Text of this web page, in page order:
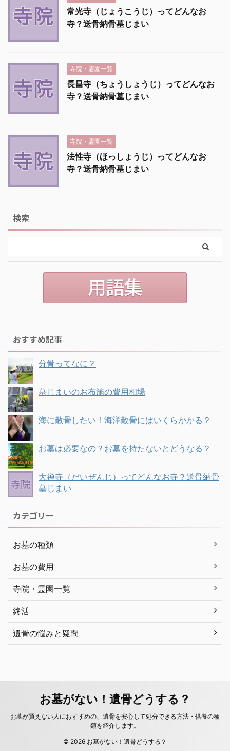
常光寺（じょうこうじ）ってどんなお
寺？送骨納骨墓じまい
寺院・霊園一覧
長昌寺（ちょうしょうじ）ってどんなお
寺？送骨納骨墓じまい
寺院・霊園一覧
法性寺（ほっしょうじ）ってどんなお
寺？送骨納骨墓じまい
検索
おすすめ記事
分骨ってなに？
墓じまいのお布施の費用相場
海に散骨したい！海洋散骨にはいくらかかる？
お墓は必要なの？お墓を持たないとどうなる？
大禅寺（だいぜんじ）ってどんなお寺？送骨納骨
墓じまい
カテゴリー
お墓の種類
お墓の費用
寺院・霊園一覧
終活
遺骨の悩みと疑問
お墓がない！遺骨どうする？
お墓が買えない人におすすめの、遺骨を安心して処分できる方法・供養の種
類を紹介します。
© 2026 お墓がない！遺骨どうする？